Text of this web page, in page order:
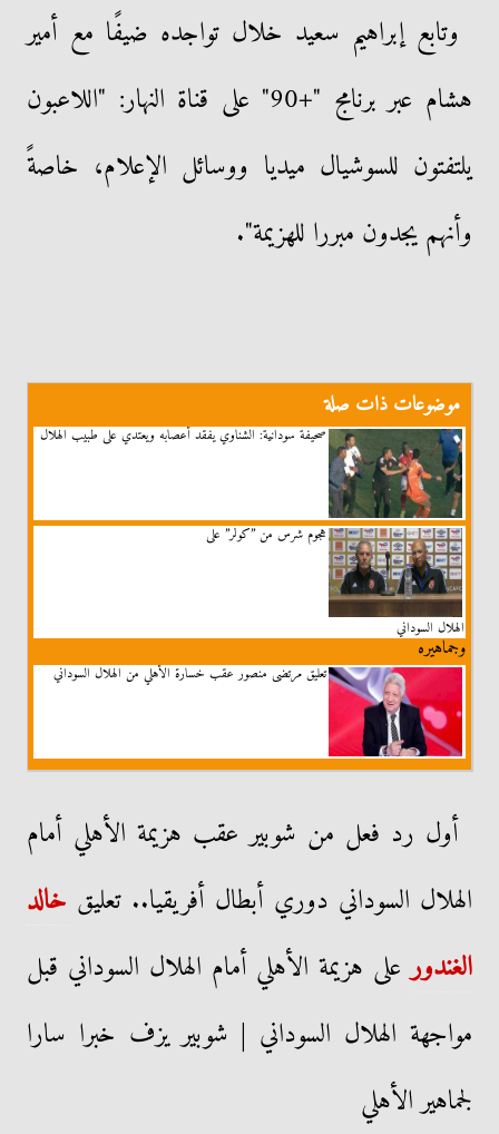
وتابع إبراهيم سعيد خلال تواجده ضيفًا مع أمير
هشام عبر برنامج "+90" على قناة النهار: "اللاعبون
يلتفتون للسوشيال ميديا ووسائل الإعلام، خاصةً
وأنهم يجدون مبررا للهزيمة".
موضوعات ذات صلة
صحيفة سودانية: الشناوي يفقد أعصابه ويعتدي على طبيب الهلال
هجوم شرس من ”كولر” على
الهلال السوداني
وجماهيره
تعليق مرتضى منصور عقب خسارة الأهلي من الهلال السوداني
أول رد فعل من شوبير عقب هزيمة الأهلي أمام
الهلال السوداني دوري أبطال أفريقيا.. تعليق خالد
الغندورعلى هزيمة الأهلي أمام الهلال السوداني قبل
مواجهة الهلال السوداني | شوبير يزف خبرا سارا
لجماهير الأهلي